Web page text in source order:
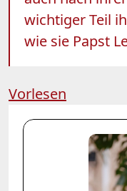
wichtiger Teil
wie sie Papst
Vorlesen